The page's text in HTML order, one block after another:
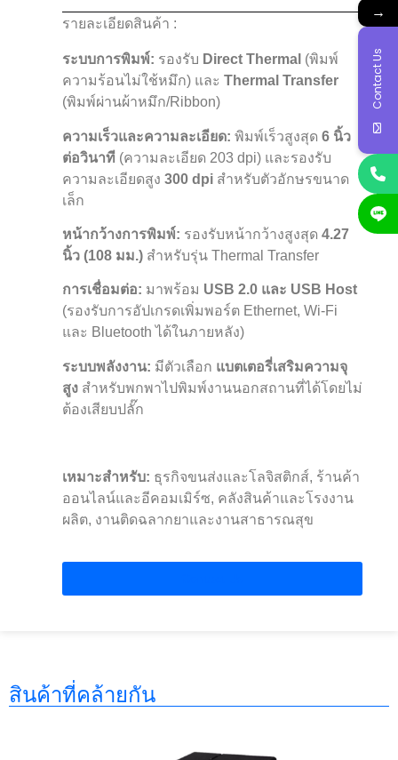
รายละเอียดสินค้า :
ระบบการพิมพ์: รองรับ Direct Thermal (พิมพ์
ความร้อนไม่ใช้หมึก) และ Thermal Transfer
(พิมพ์ผ่านผ้าหมึก/Ribbon)
ความเร็วและความละเอียด: พิมพ์เร็วสูงสุด 6 นิ้ว
ต่อวินาที (ความละเอียด 203 dpi) และรองรับ
ความละเอียดสูง 300 dpi สำหรับตัวอักษรขนาด
เล็ก
หน้ากว้างการพิมพ์: รองรับหน้ากว้างสูงสุด 4.27
นิ้ว (108 มม.) สำหรับรุ่น Thermal Transfer
การเชื่อมต่อ: มาพร้อม USB 2.0 และ USB Host
(รองรับการอัปเกรดเพิ่มพอร์ต Ethernet, Wi-Fi
และ Bluetooth ได้ในภายหลัง)
ระบบพลังงาน: มีตัวเลือก แบตเตอรี่เสริมความจุ
สูง สำหรับพกพาไปพิมพ์งานนอกสถานที่ได้โดยไม่
ต้องเสียบปลั๊ก
เหมาะสำหรับ: ธุรกิจขนส่งและโลจิสติกส์, ร้านค้า
ออนไลน์และอีคอมเมิร์ซ, คลังสินค้าและโรงงาน
ผลิต, งานติดฉลากยาและงานสาธารณสุข
สินค้าที่คล้ายกัน
→
Contact Us